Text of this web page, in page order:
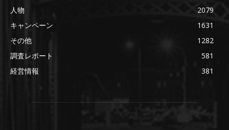
人物
2079
キャンペーン
1631
その他
1282
調査レポート
581
経営情報
381